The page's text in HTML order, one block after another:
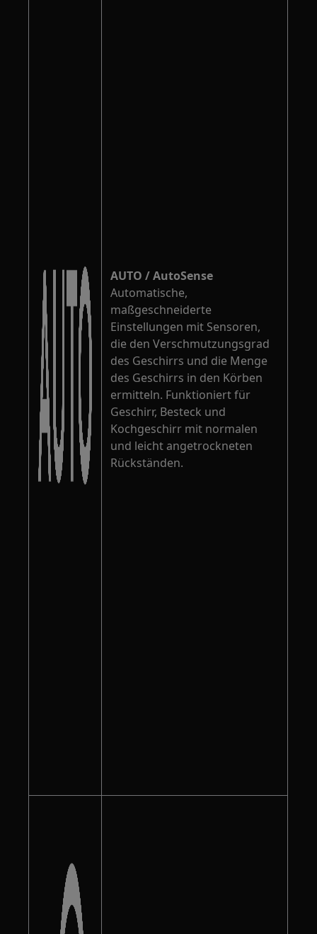
AUTO / AutoSense
Automatische,
maßgeschneiderte
Einstellungen mit Sensoren,
die den Verschmutzungsgrad
des Geschirrs und die Menge
des Geschirrs in den Körben
ermitteln. Funktioniert für
Geschirr, Besteck und
Kochgeschirr mit normalen
und leicht angetrockneten
Rückständen.